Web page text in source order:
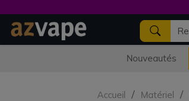
Nouveautés
Accueil Matériel